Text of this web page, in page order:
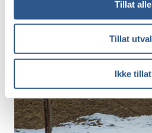
Tillat alle
Tillat
Ikke tillat
vi gi passasjerene et enda
komfortabelt og punktlig